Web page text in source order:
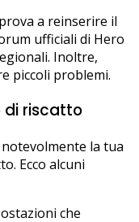
a reinserire il
ufficiali di Hero
Inoltre,
piccoli problemi.
di riscatto
la tua
Ecco alcuni
che